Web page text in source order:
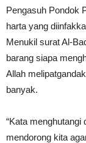
Pengasuh Pondok
harta yang
Menukil surat Al-
barang siapa
Allah
banyak.
“Kata
mendorong kita